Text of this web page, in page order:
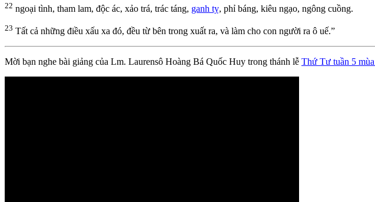
22 ngoại tình, tham lam, độc ác, xảo trá, trác táng, ganh tỵ, phỉ báng, kiêu ngạo, ngông cuồng.
23 Tất cả những điều xấu xa đó, đều từ bên trong xuất ra, và làm cho con người ra ô uế.”
Mời bạn nghe bài giảng của Lm. Laurensô Hoàng Bá Quốc Huy trong thánh lễ Thứ Tư tuần 5